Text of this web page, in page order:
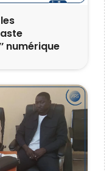
numérique